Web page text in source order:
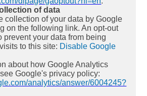
of data
collection of your data by Google
on the following link. An opt-out
prevent your data from being
to this site: Disable Google
about how Google Analytics
Google's privacy policy:
analytics/answer/6004245?